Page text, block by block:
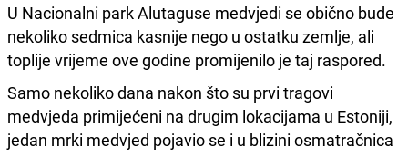
U Nacionalni park Alutaguse medvjedi se obično bude
nekoliko sedmica kasnije nego u ostatku zemlje, ali
toplije vrijeme ove godine promijenilo je taj raspored.
Samo nekoliko dana nakon što su prvi tragovi
medvjeda primijećeni na drugim lokacijama u Estoniji,
jedan mrki medvjed pojavio se i u blizini osmatračnica